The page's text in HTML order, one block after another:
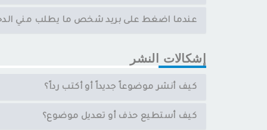
عندما اضغط على بريد شخص ما يطلب مني
إشكالات النشر
كيف أنشر موضوعاً جديداً أو أكتب رداً؟
كيف أستطيع حذف أو تعديل موضوع؟